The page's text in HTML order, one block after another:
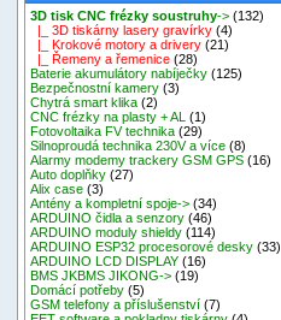
3D tisk CNC frézky soustruhy-> (132)
|_ 3D tiskárny lasery gravírky (4)
|_ Krokové motory a drivery (21)
|_ Řemeny a řemenice (28)
Baterie akumulátory nabíječky (125)
Bezpečnostní kamery (3)
Chytrá smart klika (2)
CNC frézky na plasty + AL
(1)
Fotovoltaika FV technika (29)
Silnoproudá technika 230V a více (8)
Alarmy modemy trackery GSM GPS (16)
Auto doplňky (27)
Alix case (3)
Antény a kompletní spoje-> (34)
ARDUINO čidla a senzory (46)
ARDUINO moduly shieldy (114)
ARDUINO ESP32 procesorové desky (33)
ARDUINO LCD DISPLAY (16)
BMS JKBMS JIKONG-> (19)
Domácí potřeby (5)
GSM telefony a příslušenství (7)